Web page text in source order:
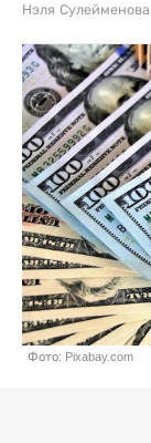
Нэля Сулейменова
Фото: Pixabay.com